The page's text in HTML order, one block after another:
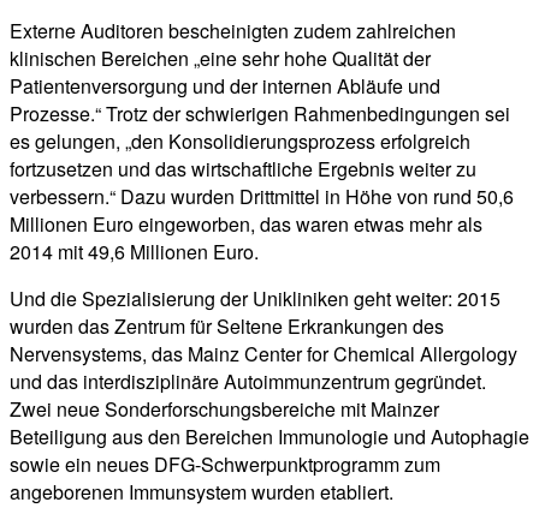
Externe Auditoren bescheinigten zudem zahlreichen
klinischen Bereichen „eine sehr hohe Qualität der
Patientenversorgung und der internen Abläufe und
Prozesse.“ Trotz der schwierigen Rahmenbedingungen sei
es gelungen, „den Konsolidierungsprozess erfolgreich
fortzusetzen und das wirtschaftliche Ergebnis weiter zu
verbessern.“ Dazu wurden Drittmittel in Höhe von rund 50,6
Millionen Euro eingeworben, das waren etwas mehr als
2014 mit 49,6 Millionen Euro.
Und die Spezialisierung der Unikliniken geht weiter: 2015
wurden das Zentrum für Seltene Erkrankungen des
Nervensystems, das Mainz Center for Chemical Allergology
und das interdisziplinäre Autoimmunzentrum gegründet.
Zwei neue Sonderforschungsbereiche mit Mainzer
Beteiligung aus den Bereichen Immunologie und Autophagie
sowie ein neues DFG-Schwerpunktprogramm zum
angeborenen Immunsystem wurden etabliert.